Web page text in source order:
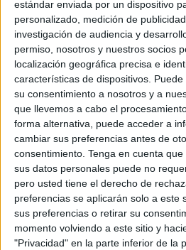
estándar enviada por un dispositivo
personalizado, medición de
investigación de audiencia y
permiso, nosotros y nuestros socios
localización geográfica precisa e
características de dispositivos.
su consentimiento a nosotros y a
que llevemos a cabo el
forma alternativa, puede acceder a
cambiar sus preferencias antes de
consentimiento. Tenga en cuenta
sus datos personales puede no
pero usted tiene el derecho de
preferencias se aplicarán solo a este
sus preferencias o retirar su
momento volviendo a este sitio y
"Privacidad" en la parte inferior de la
importante victoria ante el
tanto por lo numérico, ya que aún
salvación, pero sí en lo anímico
derrotas consecutivas.
El entrenador del Ceuta,José
comparecido ante los medios de
mostrado su felicidad después de
“A veces los resultados no dejan
partidos, pero no se cuanto
no con la fortuna o no con la
encuentro en las dos áreas. En la
estábamos haciendo muy bien y